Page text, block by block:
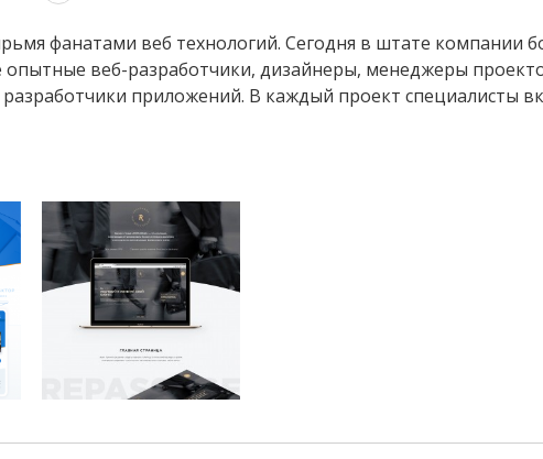
фанатами веб технологий. Сегодня в штате компании
веб-разработчики, дизайнеры, менеджеры
приложений. В каждый проект специалисты